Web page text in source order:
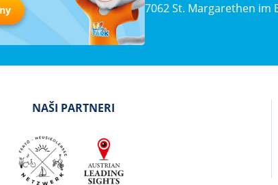
7062 St. Margarethen im
NAŠI PARTNERI